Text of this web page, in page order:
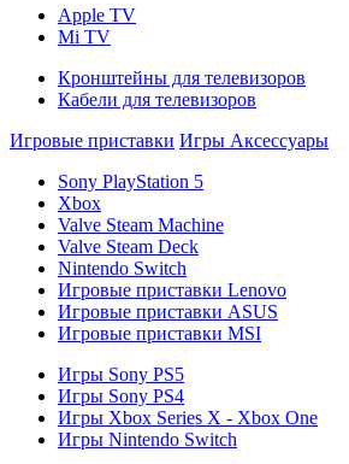
Apple TV
Mi TV
Кронштейны для телевизоров
Кабели для телевизоров
Игровые приставки Игры Аксессуары
Sony PlayStation 5
Xbox
Valve Steam Machine
Valve Steam Deck
Nintendo Switch
Игровые приставки Lenovo
Игровые приставки ASUS
Игровые приставки MSI
Игры Sony PS5
Игры Sony PS4
Игры Xbox Series X - Xbox One
Игры Nintendo Switch